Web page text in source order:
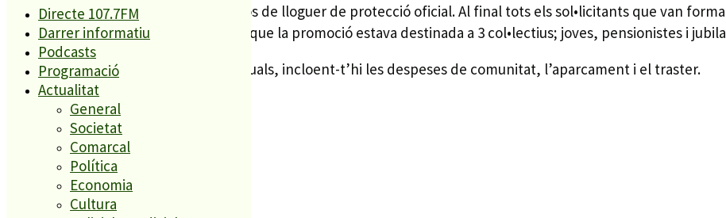
Directe 107.7FM
Darrer informatiu
Podcasts
Programació
Actualitat
General
Societat
Comarcal
Política
Economia
Cultura
La promoció consta en total de 38 pisos de lloguer de protecció oficial. Al final tots els sol•licitants que van
aconseguit un habitatge. Cal recordar que la promoció estava destinada a 3 col•lectius; joves, pensionistes i
El preu de lloguer és d’uns 400€ mensuals, incloent-t’hi les despeses de comunitat, l’aparcament i el traster.